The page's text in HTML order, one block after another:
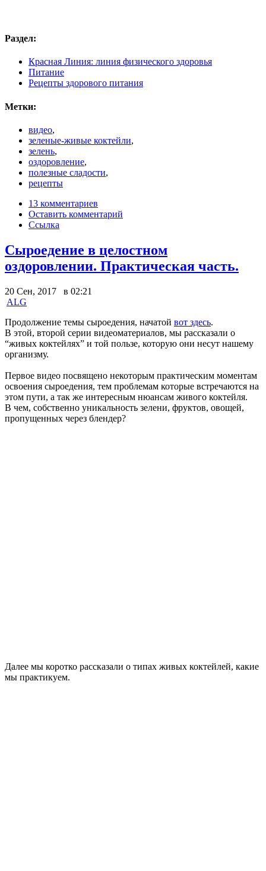
Раздел:
Красная Линия: линия физического здоровья
Питание
Рецепты здорового питания
Метки:
видео,
зеленые-живые коктейли,
зелень,
оздоровление,
полезные сладости,
рецепты
13 комментариев
Оставить комментарий
Ссылка
Сыроедение в целостном
оздоровлении. Практическая часть.
20 Сен, 2017 в 02:21
ALG
Продолжение темы сыроедения, начатой вот здесь.
В этой, второй серии видеоматериалов, мы рассказали о
“живых коктейлях” и той пользе, которую они несут нашему
организму.
Первое видео посвящено некоторым практическим моментам
освоения сыроедения, тем проблемам которые встречаются на
этом пути, а так же интересным нюансам живого коктейля.
В чем, собственно уникальность зелени, фруктов, овощей,
пропущенных через блендер?
Далее мы коротко рассказали о типах живых коктейлей, какие
мы практикуем.